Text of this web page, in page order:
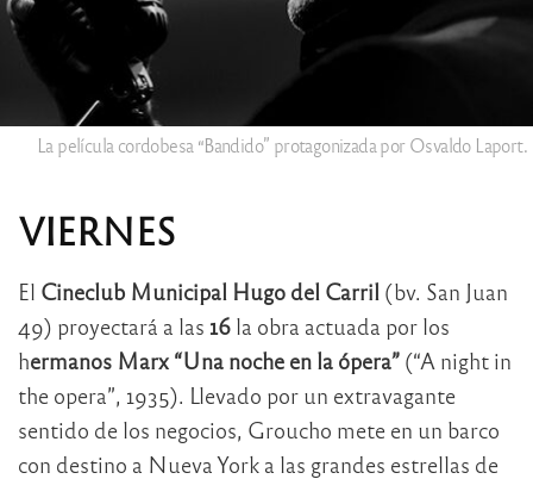
La película cordobesa “Bandido” protagonizada por Osvaldo Laport.
VIERNES
El Cineclub Municipal Hugo del Carril (bv. San Juan
49) proyectará a las 16 la obra actuada por los
hermanos Marx “Una noche en la ópera” (“A night in
the opera”, 1935). Llevado por un extravagante
sentido de los negocios, Groucho mete en un barco
con destino a Nueva York a las grandes estrellas de